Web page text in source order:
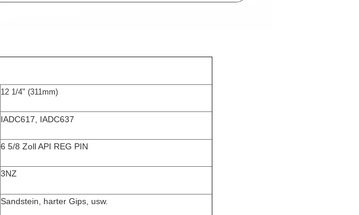
12 1/4" (311mm)
IADC617, IADC637
6 5/8 Zoll API REG PIN
3NZ
Sandstein, harter Gips, usw.